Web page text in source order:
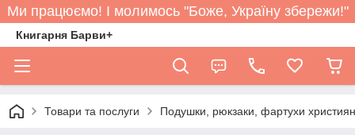
Ми працюємо! І молимось "Боже, Україну збережи!"
Книгарня Барви+
Товари та послуги Подушки, рюкзаки, фартухи